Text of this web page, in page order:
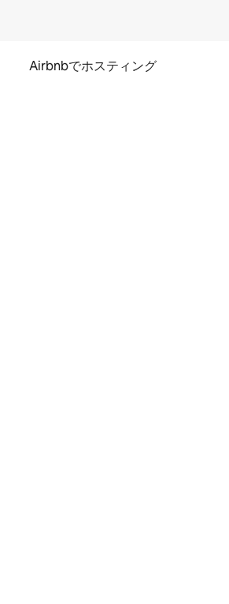
Airbnbでホスティング